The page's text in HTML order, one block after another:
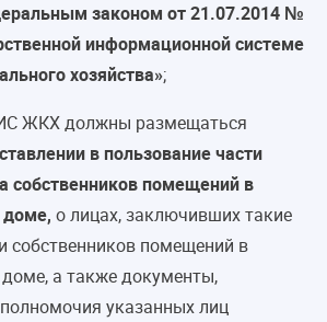
законом от 21.07.2014 №
информационной системе
хозяйства»;
ЖКХ должны размещаться
в пользование части
собственников помещений в
доме, о лицах, заключивших такие
собственников помещений в
а также документы,
указанных лиц